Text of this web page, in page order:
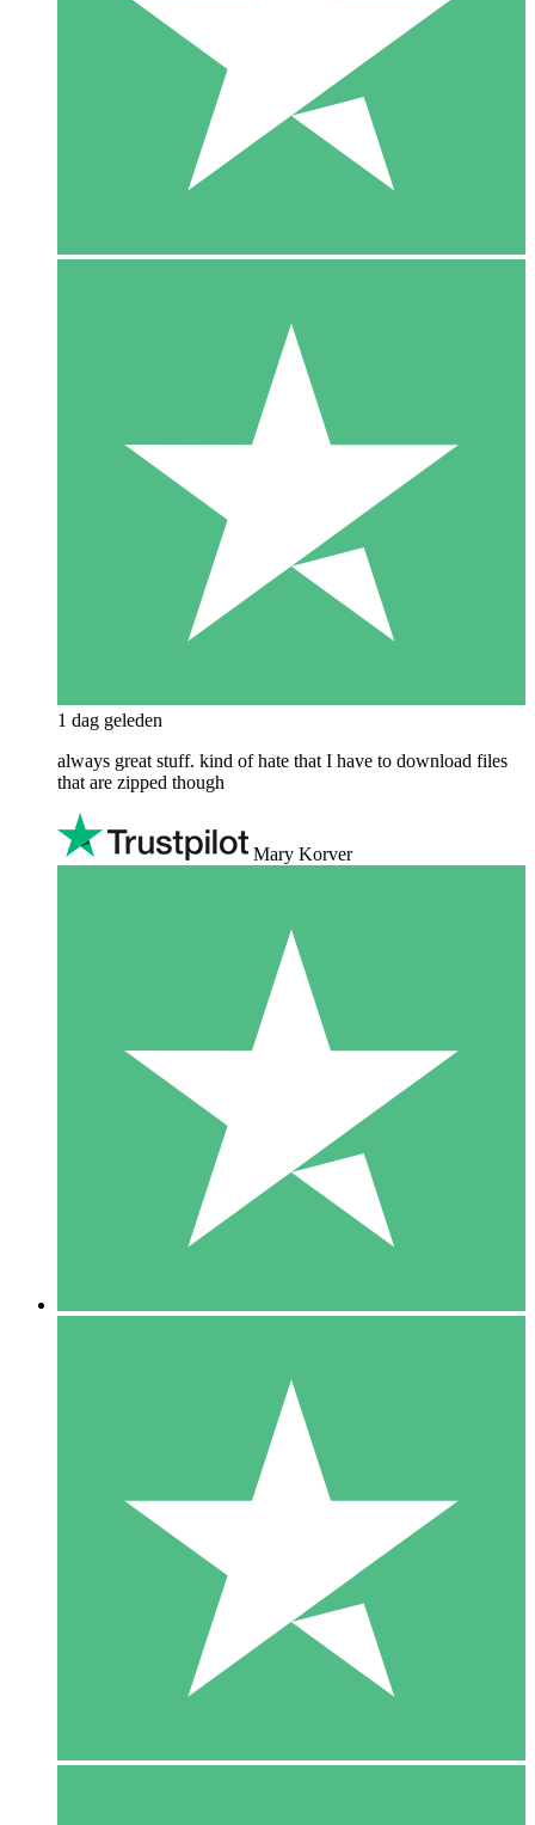
1 dag geleden
always great stuff. kind of hate that I have to download files
that are zipped though
Mary Korver